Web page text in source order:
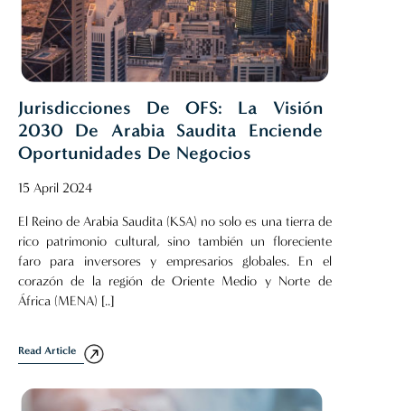
Jurisdicciones De OFS: La Visión
2030 De Arabia Saudita Enciende
Oportunidades De Negocios
15 April 2024
El Reino de Arabia Saudita (KSA) no solo es una tierra de
rico patrimonio cultural, sino también un floreciente
faro para inversores y empresarios globales. En el
corazón de la región de Oriente Medio y Norte de
África (MENA) [..]
Read Article